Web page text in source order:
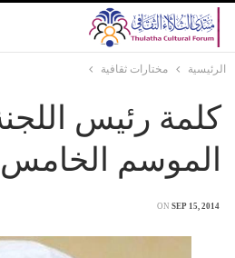
الرئيسية مختارات ثقافية
كلمة رئيس
الموسم
ON SEP 15, 2014